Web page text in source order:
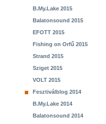
B.My.Lake 2015
Balatonsound 2015
EFOTT 2015
Fishing on Orfű 2015
Strand 2015
Sziget 2015
VOLT 2015
Fesztiválblog 2014
B.My.Lake 2014
Balatonsound 2014